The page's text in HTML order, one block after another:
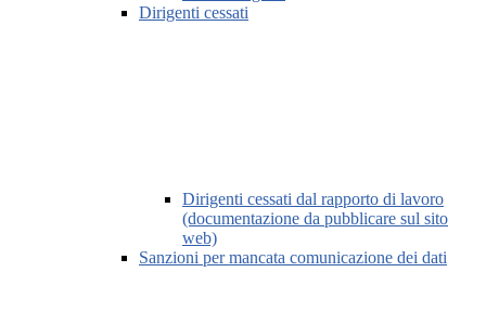
Dirigenti cessati
Dirigenti cessati dal rapporto di lavoro
(documentazione da pubblicare sul sito
web)
Sanzioni per mancata comunicazione dei dati